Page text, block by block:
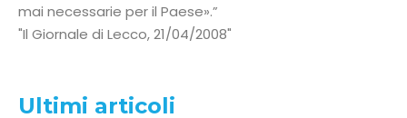
mai necessarie per il Paese».”
Il Giornale di Lecco, 21/04/2008
Ultimi articoli